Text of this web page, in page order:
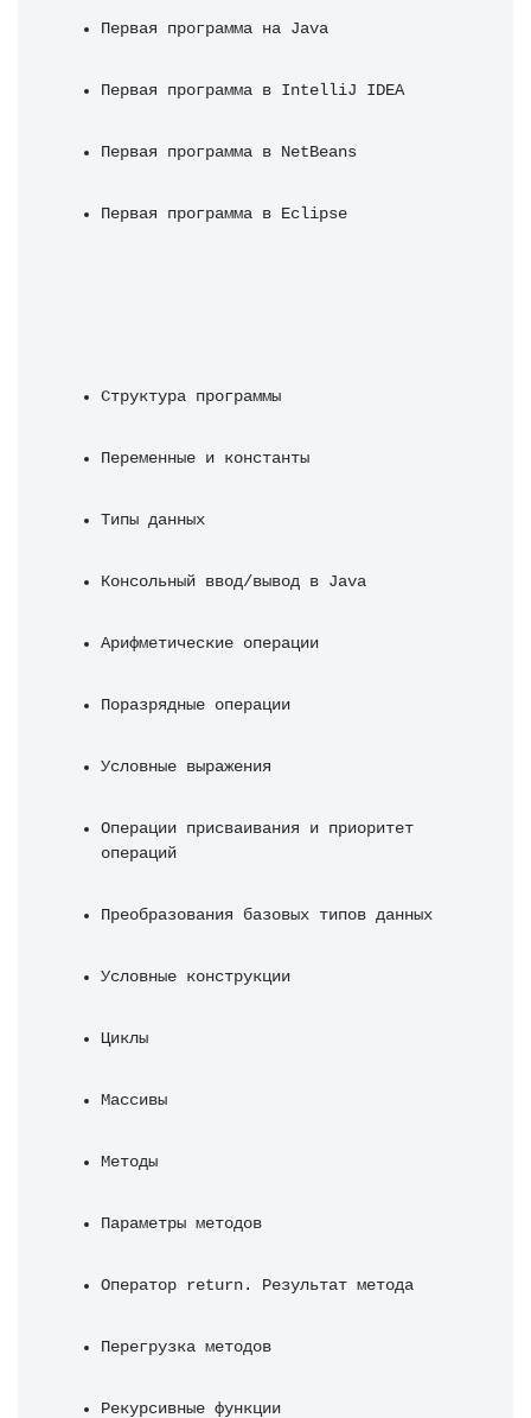
Первая программа на Java
Первая программа в IntelliJ IDEA
Первая программа в NetBeans
Первая программа в Eclipse
Структура программы
Переменные и константы
Типы данных
Консольный ввод/вывод в Java
Арифметические операции
Поразрядные операции
Условные выражения
Операции присваивания и приоритет
операций
Преобразования базовых типов данных
Условные конструкции
Циклы
Массивы
Методы
Параметры методов
Оператор return. Результат метода
Перегрузка методов
Рекурсивные функции